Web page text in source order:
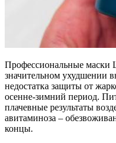
Профессиональные маски
значительном ухудшении
недостатка защиты от
осенне-зимний период.
плачевные результаты
авитаминоза –
концы.